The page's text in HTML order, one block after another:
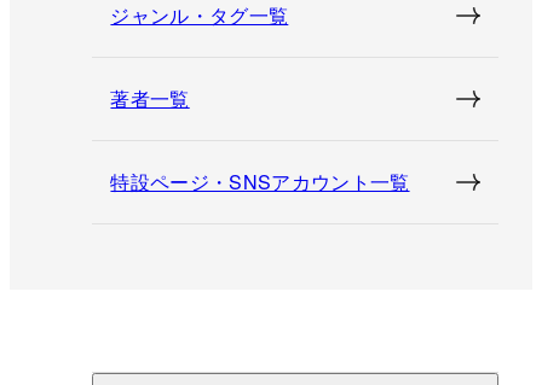
ジャンル・タグ一覧
著者一覧
特設ページ・SNSアカウント一覧